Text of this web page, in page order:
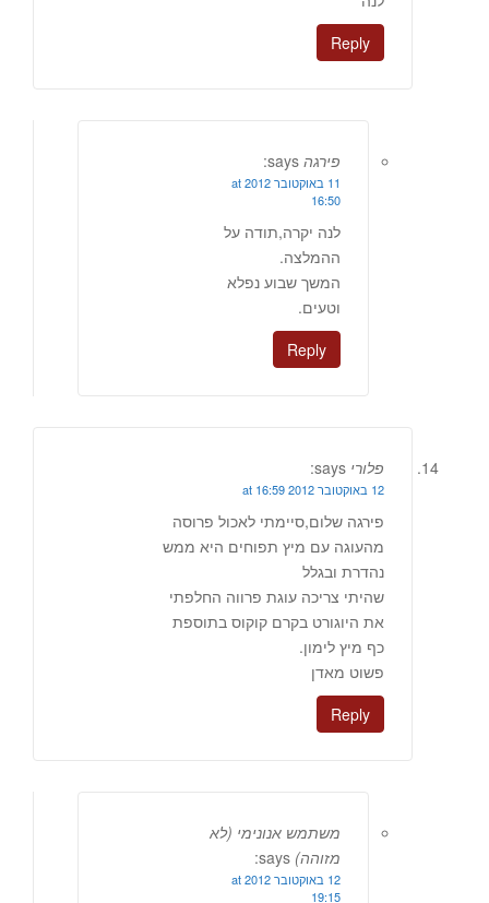
Reply
פירגה says:
11 באוקטובר 2012 at
16:50
לנה יקרה,תודה על
ההמלצה.
המשך שבוע נפלא
וטעים.
Reply
פלורי says:
12 באוקטובר 2012 at 16:59
פירגה שלום,סיימתי לאכול פרוסה
מהעוגה עם מיץ תפוחים היא ממש
נהדרת ובגלל
שהיתי צריכה עוגת פרווה החלפתי
את היוגורט בקרם קוקוס בתוספת
כף מיץ לימון.
פשוט מאדן
Reply
משתמש אנונימי (לא
מזוהה) says:
12 באוקטובר 2012 at
19:15